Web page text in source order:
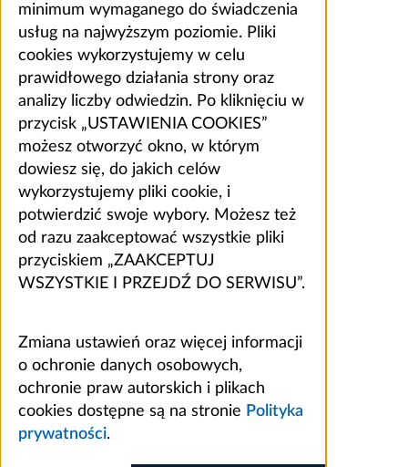
minimum wymaganego do świadczenia
usług na najwyższym poziomie. Pliki
cookies wykorzystujemy w celu
prawidłowego działania strony oraz
analizy liczby odwiedzin. Po kliknięciu w
przycisk „USTAWIENIA COOKIES”
możesz otworzyć okno, w którym
dowiesz się, do jakich celów
wykorzystujemy pliki cookie, i
potwierdzić swoje wybory. Możesz też
od razu zaakceptować wszystkie pliki
przyciskiem „ZAAKCEPTUJ
WSZYSTKIE I PRZEJDŹ DO SERWISU”.
Zmiana ustawień oraz więcej informacji
o ochronie danych osobowych,
ochronie praw autorskich i plikach
cookies dostępne są na stronie Polityka
prywatności.